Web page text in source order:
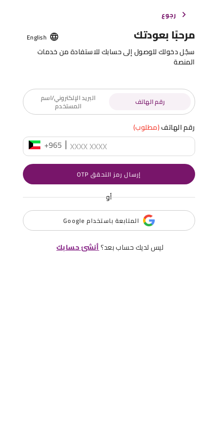
رجوع
مرحبًا بعودتك English
سجّل دخولك للوصول إلى حسابك للاستفادة من خدمات
المنصة
رقم الهاتف البريد الإلكتروني/اسم
المستخدم
رقم الهاتف(مطلوب)
+965
إرسال رمز التحقق OTP
أو
المتابعة باستخدام Google
ليس لديك حساب بعد؟أنشئ حسابك